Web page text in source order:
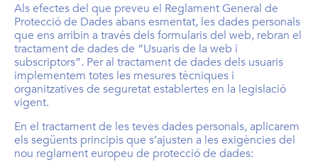
Als efectes del que preveu el Reglament General de
Protecció de Dades abans esmentat, les dades personals
que ens arribin a través dels formularis del web, rebran el
tractament de dades de “Usuaris de la web i
subscriptors”. Per al tractament de dades dels usuaris
implementem totes les mesures tècniques i
organitzatives de seguretat establertes en la legislació
vigent.
En el tractament de les teves dades personals, aplicarem
els següents principis que s’ajusten a les exigències del
nou reglament europeu de protecció de dades: